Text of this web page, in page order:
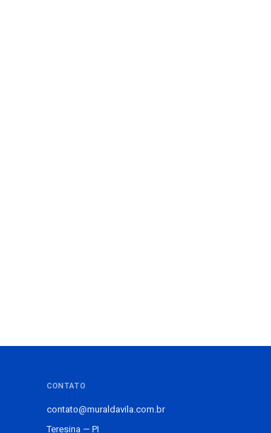
CONTATO
contato@muraldavila.com.br
Teresina — PI